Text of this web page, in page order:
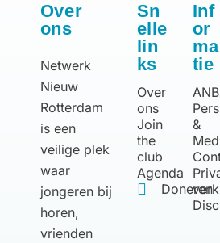
Over
ons
Netwerk
Nieuw
Rotterdam
is een
veilige plek
waar
jongeren bij
horen,
vrienden
Sn
elle
lin
ks
Over
ons
Join
the
club
Agenda
Doneren
Inf
or
ma
tie
Pers
&